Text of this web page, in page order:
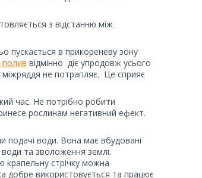
з відстанню між
пускається в прикореневу зону
полив відмінно діє упродовж усього
міжряддя не потрапляє. Це сприяє
час. Не потрібно робити
рослинам негативний ефект.
подачі води. Вона має вбудовані
води та зволоження землі.
крапельну стрічку можна
добре використовується та працює